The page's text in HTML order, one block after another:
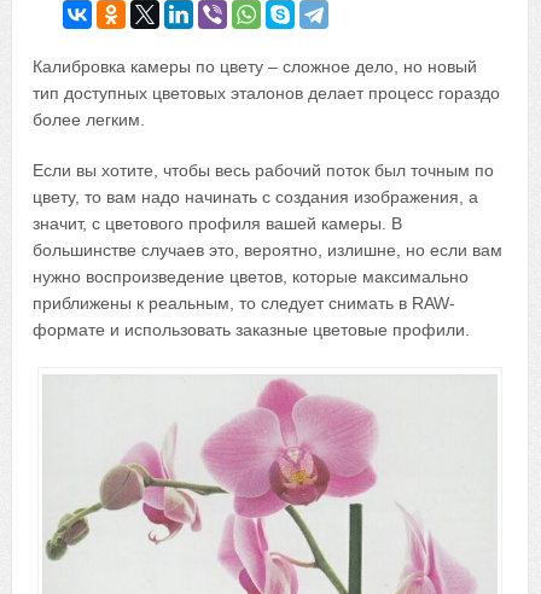
Калибровка камеры по цвету – сложное дело, но новый
тип доступных цветовых эталонов делает процесс гораздо
более легким.
Если вы хотите, чтобы весь рабочий поток был точным по
цвету, то вам надо начинать с создания изображения, а
значит, с цветового профиля вашей камеры. В
большинстве случаев это, вероятно, излишне, но если вам
нужно воспроизведение цветов, которые максимально
приближены к реальным, то следует снимать в RAW-
формате и использовать заказные цветовые профили.